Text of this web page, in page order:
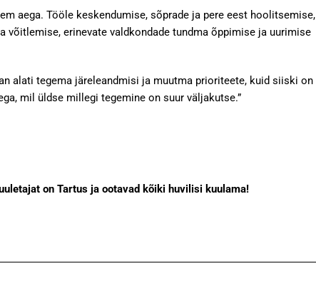
aega. Tööle keskendumise, sõprade ja pere eest hoolitsemise,
erinevate valdkondade tundma õppimise ja uurimise
alati tegema järeleandmisi ja muutma prioriteete, kuid siiski on
mil üldse millegi tegemine on suur väljakutse.”
on Tartus ja ootavad kõiki huvilisi kuulama!